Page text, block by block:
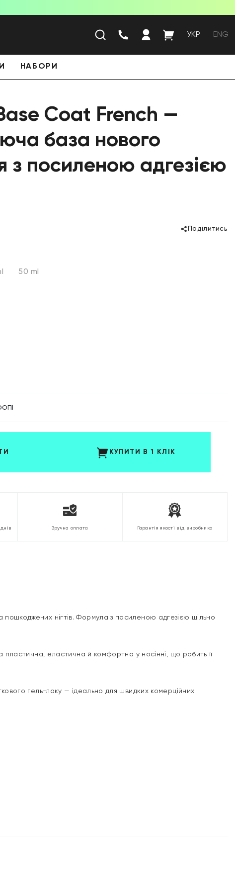
УКР ENG
НАБОРИ
Coat French —
база нового
з посиленою адгезією
Поділитись
50 ml
КУПИТИ В 1 КЛІК
Зручна оплата Гарантія якості від виробника
нігтів. Формула з посиленою адгезією щільно
еластична й комфортна у носінні, що робить її
гель-лаку — ідеально для швидких комерційних